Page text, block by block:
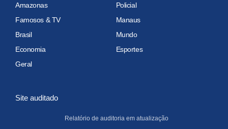
Amazonas
Policial
Famosos & TV
Manaus
Brasil
Mundo
Economia
Esportes
Geral
Site auditado
Relatório de auditoria em atualização